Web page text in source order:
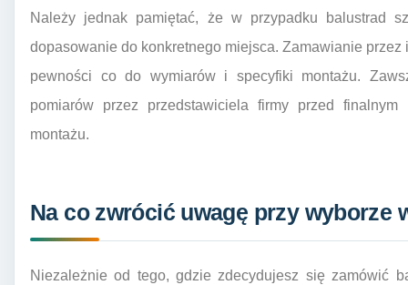
Należy jednak pamiętać, że w przypadku balustrad
dopasowanie do konkretnego miejsca. Zamawianie
pewności co do wymiarów i specyfiki montażu.
pomiarów przez przedstawiciela firmy przed
montażu.
Na co zwrócić uwagę przy wyborze
Niezależnie od tego, gdzie zdecydujesz się zamówić